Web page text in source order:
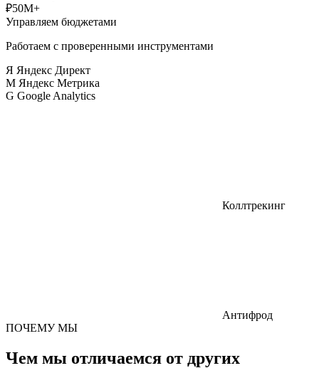
₽50M+
Управляем бюджетами
Работаем с проверенными инструментами
Я Яндекс Директ
М Яндекс Метрика
G Google Analytics
Коллтрекинг
Антифрод
ПОЧЕМУ МЫ
Чем мы отличаемся от других